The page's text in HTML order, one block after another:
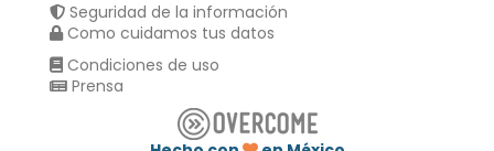
Seguridad de la información
Como cuidamos tus datos
Condiciones de uso
Prensa